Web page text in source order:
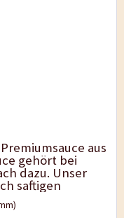
aus
gehört bei
dazu. Unser
saftigen